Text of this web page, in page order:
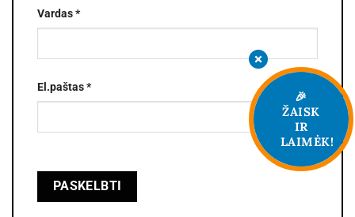
Vardas*
El.paštas*
🎉
ŽAISK
IR
LAIMĖK!